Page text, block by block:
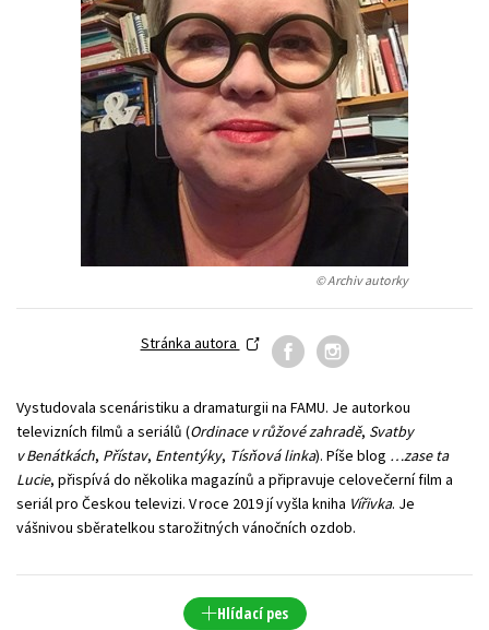
Young adult (SK)
Zahraniční literatura Zdraví a životní styl
Všechny tituly
© Archiv autorky
Stránka autora
Vystudovala scenáristiku a dramaturgii na FAMU. Je autorkou
televizních filmů a seriálů (Ordinace v růžové zahradě, Svatby
v Benátkách, Přístav, Ententýky, Tísňová linka). Píše blog …zase ta
Lucie, přispívá do několika magazínů a připravuje celovečerní film a
seriál pro Českou televizi. V roce 2019 jí vyšla kniha Vířivka. Je
vášnivou sběratelkou starožitných vánočních ozdob.
Hlídací pes